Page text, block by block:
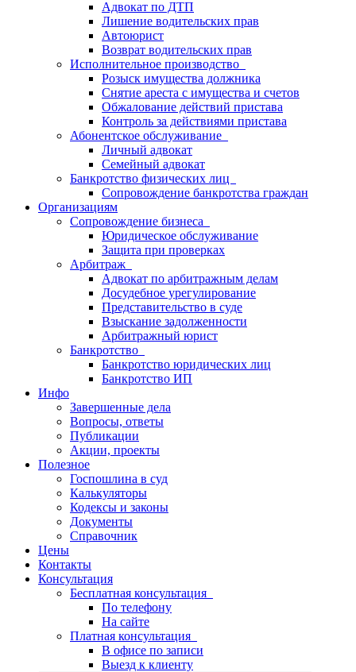
Адвокат по ДТП
Лишение водительских прав
Автоюрист
Возврат водительских прав
Исполнительное производство
Розыск имущества должника
Снятие ареста с имущества и счетов
Обжалование действий пристава
Контроль за действиями пристава
Абонентское обслуживание
Личный адвокат
Семейный адвокат
Банкротство физических лиц
Сопровождение банкротства граждан
Организациям
Сопровождение бизнеса
Юридическое обслуживание
Защита при проверках
Арбитраж
Адвокат по арбитражным делам
Досудебное урегулирование
Представительство в суде
Взыскание задолженности
Арбитражный юрист
Банкротство
Банкротство юридических лиц
Банкротство ИП
Инфо
Завершенные дела
Вопросы, ответы
Публикации
Акции, проекты
Полезное
Госпошлина в суд
Калькуляторы
Кодексы и законы
Документы
Справочник
Цены
Контакты
Консультация
Бесплатная консультация
По телефону
На сайте
Платная консультация
В офисе по записи
Выезд к клиенту